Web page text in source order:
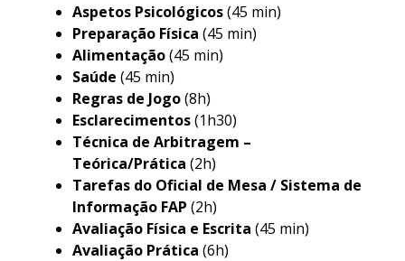
Aspetos Psicológicos(45 min)
Preparação Física (45 min)
Alimentação(45 min)
Saúde (45 min)
Regras de Jogo(8h)
Esclarecimentos(1h30)
Técnica de Arbitragem –
Teórica/Prática (2h)
Tarefas do Oficial de Mesa / Sistema de
Informação FAP (2h)
Avaliação Física e Escrita (45 min)
Avaliação Prática (6h)